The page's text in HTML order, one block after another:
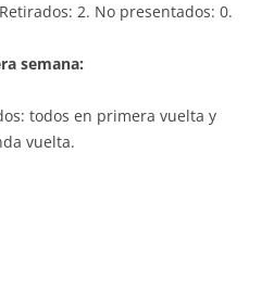
2. No presentados: 0.
semana:
todos en primera vuelta y
vuelta.